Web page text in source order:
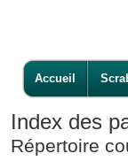
Accueil
Index des
Répertoire